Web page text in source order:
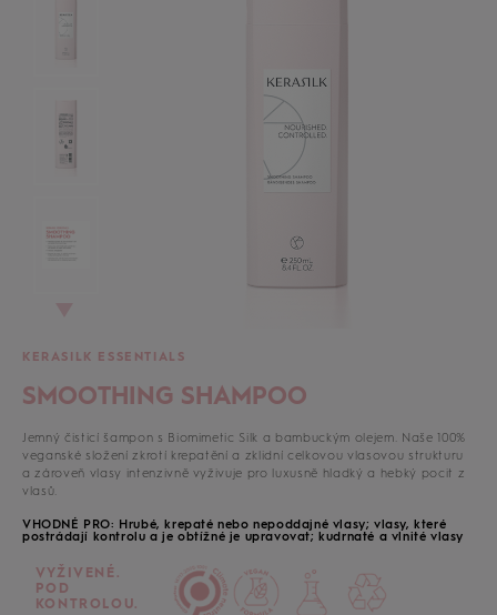
KERASILK ESSENTIALS
SMOOTHING SHAMPOO
Jemný čisticí šampon s Biomimetic Silk a bambuckým olejem. Naše 100%
veganské složení zkrotí krepatění a zklidní celkovou vlasovou strukturu
a zároveň vlasy intenzivně vyživuje pro luxusně hladký a hebký pocit z
vlasů.
VHODNÉ PRO: Hrubé, krepaté nebo nepoddajné vlasy; vlasy, které
postrádají kontrolu a je obtížné je upravovat; kudrnaté a vlnité vlasy
VYŽIVENÉ.
POD
KONTROLOU.